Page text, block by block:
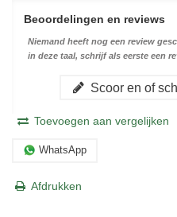
Beoordelingen en reviews
Niemand heeft nog een review
in deze taal, schrijf als eerste een
Scoor en of
Toevoegen aan vergelijken
WhatsApp
Afdrukken